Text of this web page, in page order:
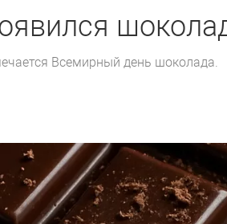
Всемирный день шоколада.